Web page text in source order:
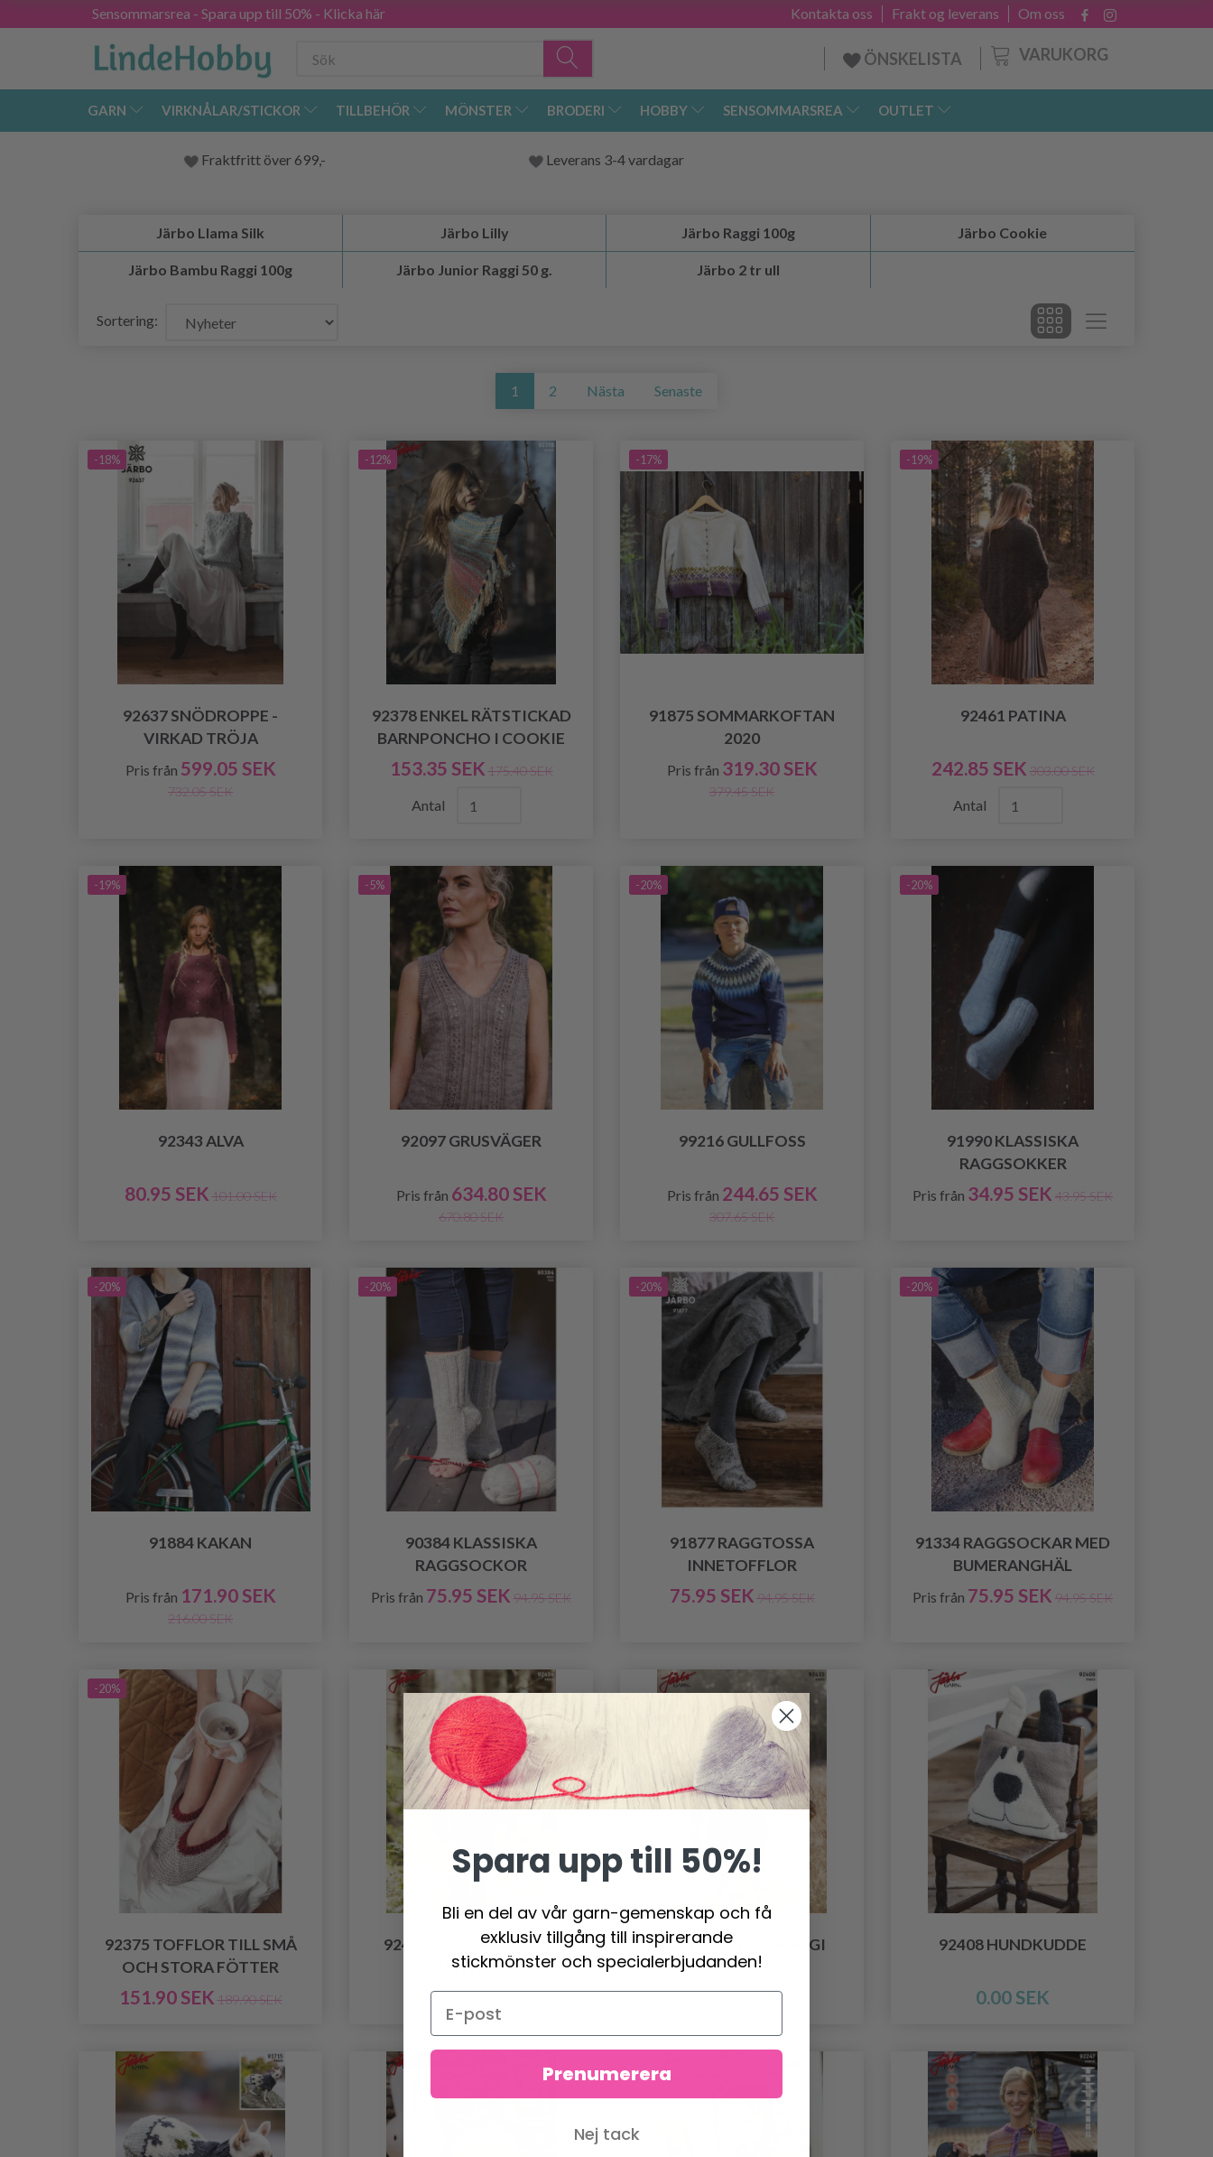
Sensommarsrea - Spara upp till 50% - Klicka här Om oss
Frakt og leverans
Kontakta oss
VARUKORG
ÖNSKELISTA
GARN VIRKNÅLAR/STICKOR TILLBEHÖR MÖNSTER BRODERI HOBBY SENSOMMARSREA OUTLET
Fraktfritt över 699,- Leverans 3-4 vardagar
Järbo Llama Silk Järbo Lilly Järbo Raggi 100g Järbo Cookie
Järbo Bambu Raggi 100g Järbo Junior Raggi 50 g. Järbo 2 tr ull
Sortering:
1 2 Nästa Senaste
-18%
92637 SNÖDROPPE -
VIRKAD TRÖJA
Pris från 599.05 SEK
732.05 SEK
-12%
92378 ENKEL RÄTSTICKAD
BARNPONCHO I COOKIE
153.35 SEK 175.40 SEK
Antal
-17%
91875 SOMMARKOFTAN
2020
Pris från 319.30 SEK
379.45 SEK
-19%
92461 PATINA
242.85 SEK 303.00 SEK
Antal
-19%
92343 ALVA
80.95 SEK 101.00 SEK
-5%
92097 GRUSVÄGER
Pris från 634.80 SEK
670.80 SEK
-20%
99216 GULLFOSS
Pris från 244.65 SEK
307.65 SEK
-20%
91990 KLASSISKA
RAGGSOKKER
Pris från 34.95 SEK 43.95 SEK
-20%
91884 KAKAN
Pris från 171.90 SEK
216.00 SEK
-20%
90384 KLASSISKA
RAGGSOCKOR
Pris från 75.95 SEK 94.95 SEK
-20%
91877 RAGGTOSSA
INNETOFFLOR
75.95 SEK 94.95 SEK
-20%
91334 RAGGSOCKAR MED
BUMERANGHÄL
Pris från 75.95 SEK 94.95 SEK
-20%
92375 TOFFLOR TILL SMÅ
OCH STORA FÖTTER
151.90 SEK 189.90 SEK
92434 SLÓÐIR I RAGGI -
BARNTRÖJA
0.00 SEK
92433 SLÓÐIR I RAGGI
0.00 SEK
92408 HUNDKUDDE
0.00 SEK
Spara upp till 50%!
Bli en del av vår garn-gemenskap och få
exklusiv tillgång till inspirerande
stickmönster och specialerbjudanden!
Prenumerera
Nej tack